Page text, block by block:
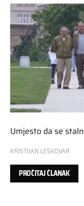
Umjesto da se
KRISTIJAN LESKOVAR
PROČITAJ ČLANAK